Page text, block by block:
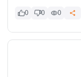
0 0 0